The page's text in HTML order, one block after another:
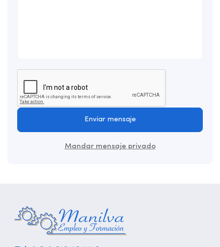
Enviar mensaje
Mandar mensaje privado